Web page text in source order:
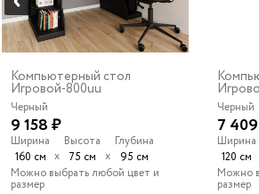
Компьютерный стол
Игровой-800uu
Черный
9 158 ₽
Ширина
160 см х
Высота
75 см
х
Глубина
95 см
Можно выбрать любой цвет и
размер
Черный
7
Ширина
120 см
Можно
размер